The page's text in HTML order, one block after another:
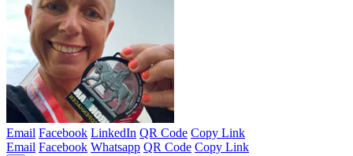
Email Facebook LinkedIn QR Code Copy Link
Email Facebook Whatsapp QR Code Copy Link